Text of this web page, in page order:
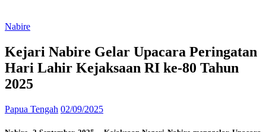
Nabire
Kejari Nabire Gelar Upacara Peringatan
Hari Lahir Kejaksaan RI ke-80 Tahun
2025
Papua Tengah 02/09/2025